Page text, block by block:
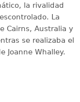
la rivalidad
La
Cairns, Australia y
se realizaba el
Joanne Whalley.